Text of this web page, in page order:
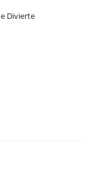
Divierte